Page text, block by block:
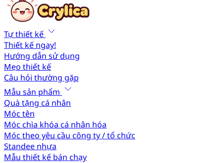
Tự thiết kế
Thiết kế ngay!
Hướng dẫn sử dụng
Mẹo thiết kế
Câu hỏi thường gặp
Mẫu sản phẩm
Quà tặng cá nhân
Móc tên
Móc chìa khóa cá nhân hóa
Móc theo yêu cầu công ty / tổ chức
Standee nhựa
Mẫu thiết kế bán chạy